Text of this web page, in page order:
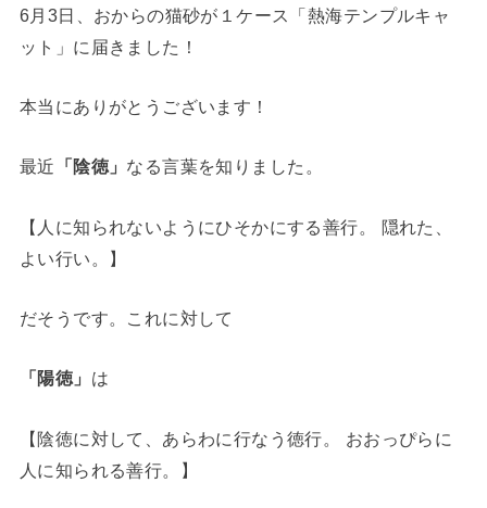
6月3日、おからの猫砂が１ケース「熱海テンプルキャ
ット」に届きました！
本当にありがとうございます！
最近 「陰徳」 なる言葉を知りました。
【人に知られないようにひそかにする善行。 隠れた、
よい行い。】
だそうです。これに対して
「陽徳」 は
【陰徳に対して、あらわに行なう徳行。 おおっぴらに
人に知られる善行。】